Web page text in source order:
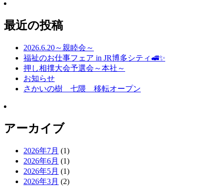
最近の投稿
2026.6.20～親睦会～
福祉のお仕事フェア in JR博多シティ🚅✨
押し相撲大会予選会～本社～
お知らせ
さかいの樹 七隈 移転オープン
アーカイブ
2026年7月 (1)
2026年6月 (1)
2026年5月 (1)
2026年3月 (2)